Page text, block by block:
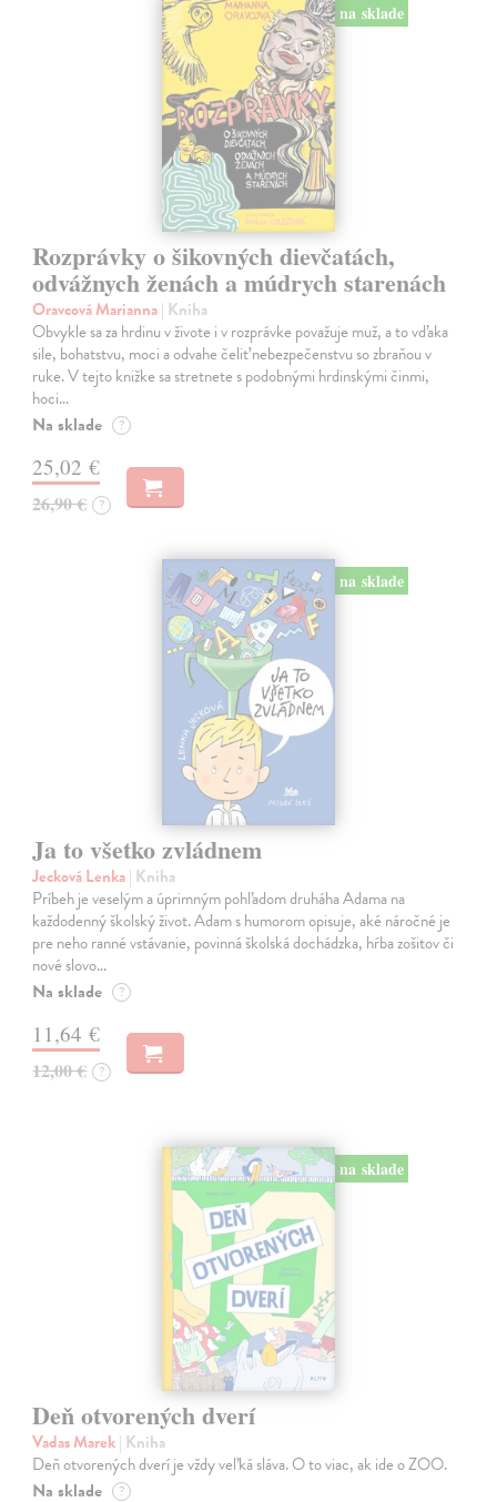
na sklade
Rozprávky o šikovných dievčatách,
odvážnych ženách a múdrych starenách
Oravcová Marianna| Kniha
Obvykle sa za hrdinu v živote i v rozprávke považuje muž, a to vďaka
sile, bohatstvu, moci a odvahe čeliť nebezpečenstvu so zbraňou v
ruke. V tejto knižke sa stretnete s podobnými hrdinskými činmi,
hoci…
Na sklade ?
25,02 €
26,90 € ?
na sklade
Ja to všetko zvládnem
Jecková Lenka| Kniha
Príbeh je veselým a úprimným pohľadom druháha Adama na
každodenný školský život. Adam s humorom opisuje, aké náročné je
pre neho ranné vstávanie, povinná školská dochádzka, hŕba zošitov či
nové slovo…
Na sklade ?
11,64 €
12,00 € ?
na sklade
Deň otvorených dverí
Vadas Marek| Kniha
Deň otvorených dverí je vždy veľká sláva. O to viac, ak ide o ZOO.
Na sklade ?